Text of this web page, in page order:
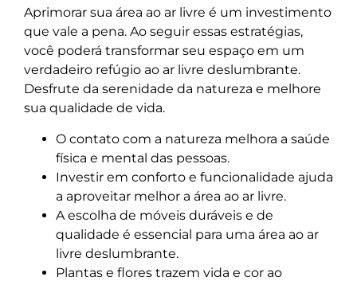
Aprimorar sua área ao ar livre é um investimento
que vale a pena. Ao seguir essas estratégias,
você poderá transformar seu espaço em um
verdadeiro refúgio ao ar livre deslumbrante.
Desfrute da serenidade da natureza e melhore
sua qualidade de vida.
O contato com a natureza melhora a saúde
física e mental das pessoas.
Investir em conforto e funcionalidade ajuda
a aproveitar melhor a área ao ar livre.
A escolha de móveis duráveis e de
qualidade é essencial para uma área ao ar
livre deslumbrante.
Plantas e flores trazem vida e cor ao